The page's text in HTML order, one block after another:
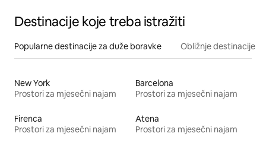
Destinacije koje treba istražiti
Popularne destinacije za duže boravke Obližnje destinacije
New York
Prostori za mjesečni najam
Barcelona
Prostori za mjesečni najam
Firenca
Prostori za mjesečni najam
Atena
Prostori za mjesečni najam